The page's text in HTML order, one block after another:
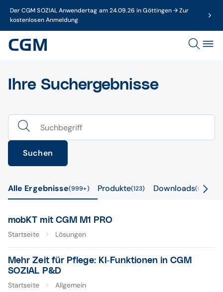
Der CGM SOZIAL Anwendertag am 24.09.26 in Göttingen → Zur
kostenlosen Anmeldung
Ihre Suchergebnisse
Suchen
Alle Ergebnisse 999+ Produkte 123 Downloads 687
mobKT mit CGM M1 PRO
Startseite
Lösungen
Mehr Zeit für Pflege: KI-Funktionen in CGM
SOZIAL P&D
Startseite
Allgemein